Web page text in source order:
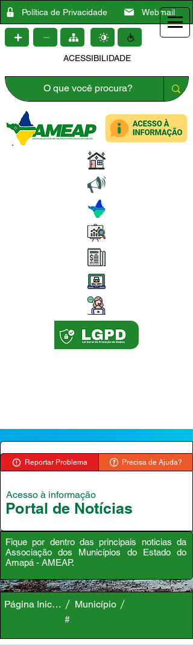
Política de Privacidade Webmail
ACESSIBILIDADE
Reportar Problema Precisa de Ajuda?
Portal de Notícias
Acesso à informação
Fique por dentro das principais noticias da
Associação dos Municípios do Estado do
Amapá - AMEAP.
Página Inicial
Município
#